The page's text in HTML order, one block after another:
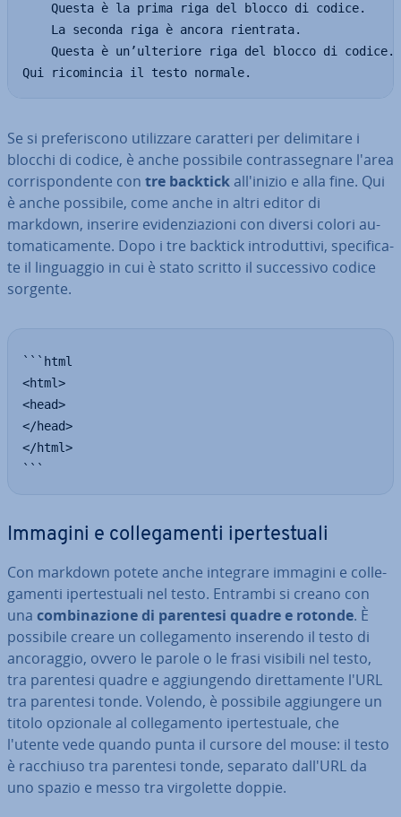
    Questa è la prima riga del blocco di codice.
    La seconda riga è ancora rientrata.
    Questa è un’ulteriore riga del blocco di codice.
Qui ricomincia il testo normale.
Se si pre­fe­ri­sco­no uti­liz­za­re caratteri per de­li­mi­ta­re i
blocchi di codice, è anche possibile con­tras­se­gna­re l'area
cor­ri­spon­den­te con tre backtickal­l'i­ni­zio e alla fine. Qui
è anche possibile, come anche in altri editor di
markdown, inserire evi­den­zia­zio­ni con diversi colori au­
to­ma­ti­ca­men­te. Dopo i tre backtick in­tro­dut­ti­vi, spe­ci­fi­ca­
te il lin­guag­gio in cui è stato scritto il suc­ces­si­vo codice
sorgente.
```html
<html>
<head>
</head>
</html>
```
Immagini e col­le­ga­men­ti iper­te­stua­li
Con markdown potete anche integrare immagini e col­le­
ga­men­ti iper­te­stua­li nel testo. Entrambi si creano con
una com­bi­na­zio­ne di parentesi quadre e rotonde. È
possibile creare un col­le­ga­men­to inserendo il testo di
an­co­rag­gio, ovvero le parole o le frasi visibili nel testo,
tra parentesi quadre e ag­giun­gen­do di­ret­ta­men­te l'URL
tra parentesi tonde. Volendo, è possibile ag­giun­ge­re un
titolo opzionale al col­le­ga­men­to iper­te­stua­le, che
l'utente vede quando punta il cursore del mouse: il testo
è racchiuso tra parentesi tonde, separato dall'URL da
uno spazio e messo tra vir­go­let­te doppie.